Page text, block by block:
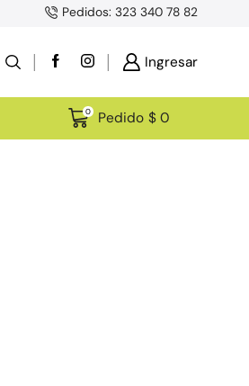
Pedidos: 323 340 78 82
Ingresar
0 Pedido $0